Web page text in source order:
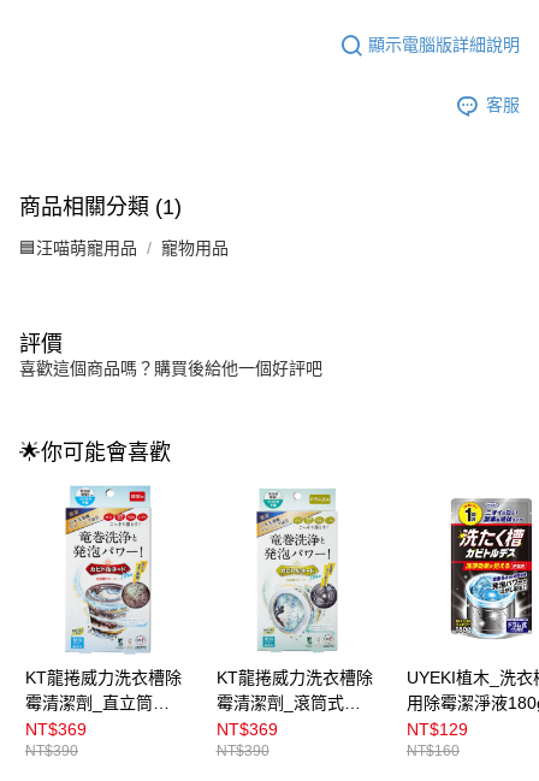
顯示電腦版詳細說明
客服
商品相關分類 (1)
🟦汪喵萌寵用品 寵物用品
評價
喜歡這個商品嗎？購買後給他一個好評吧
🌟你可能會喜歡
KT龍捲威力洗衣槽除
霉清潔劑_直立筒
200g10g
NT$369
NT$390
KT龍捲威力洗衣槽除
霉清潔劑_滾筒式
100g5g
NT$369
NT$390
UYEKI植木_洗衣
用除霉潔淨液
回份
NT$129
NT$160